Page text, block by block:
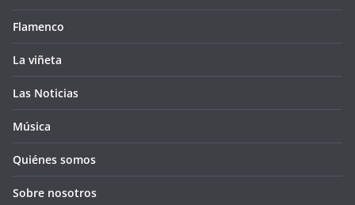
Flamenco
La viñeta
Las Noticias
Música
Quiénes somos
Sobre nosotros